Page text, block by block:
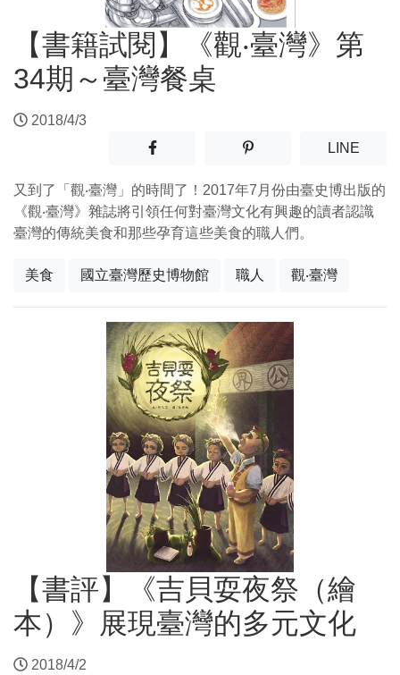
【書籍試閱】《觀‧臺灣》第
34期～臺灣餐桌
2018/4/3
分享至facebook(另開新視窗)
分享至噗浪(另開新視窗)
LINE(另開
又到了「觀‧臺灣」的時間了！2017年7月份由臺史博出版的
《觀‧臺灣》雜誌將引領任何對臺灣文化有興趣的讀者認識
臺灣的傳統美食和那些孕育這些美食的職人們。
美食 國立臺灣歷史博物館 職人 觀‧臺灣
【書評】《吉貝耍夜祭（繪
本）》展現臺灣的多元文化
2018/4/2